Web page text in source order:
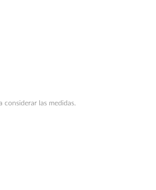
considerar las medidas.